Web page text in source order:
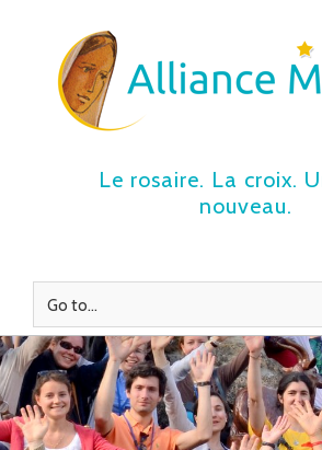
Le rosaire. La croix.
nouveau.
Go to...